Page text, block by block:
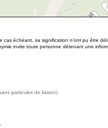
cas échéant, sa signification n’ont pu être
invite toute personne détenant une
particules de liaison)